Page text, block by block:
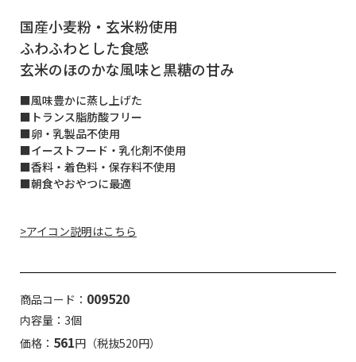
国産小麦粉・玄米粉使用
ふわふわとした食感
玄米のほのかな風味と黒糖の甘み
■風味豊かに蒸し上げた
■トランス脂肪酸フリー
■卵・乳製品不使用
■イーストフード・乳化剤不使用
■香料・着色料・保存料不使用
■朝食やおやつに最適
>アイコン説明はこちら
商品コード： 009520
内容量：3個
価格： 561円（税抜520円）